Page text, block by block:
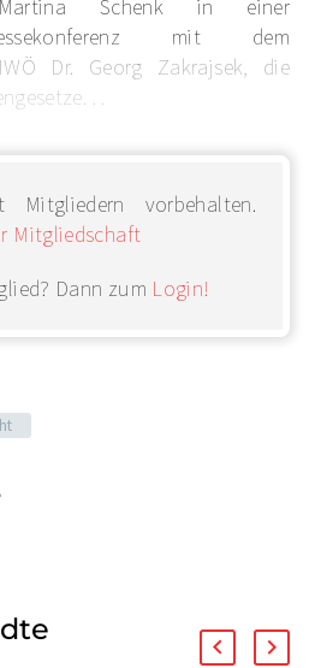
Martina Schenk in einer
mit dem
Dr. Georg Zakrajsek, die
. .
vorbehalten.
Mitgliedschaft
Dann zum Login!